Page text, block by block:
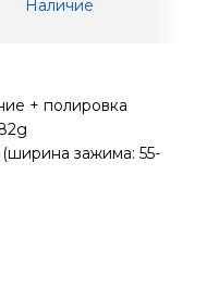
Наличие
+ полировка
зажима: 55-